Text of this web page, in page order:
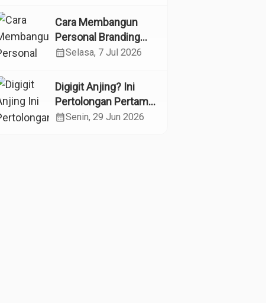
Pendidikan Khusus
Cara Membangun
Personal Branding
sebagai Dokter di Era
calendar_monthSelasa, 7 Jul 2026
Digigit Anjing? Ini
Pertolongan Pertama
yang Tepat dan Kapan
calendar_monthSenin, 29 Jun 2026